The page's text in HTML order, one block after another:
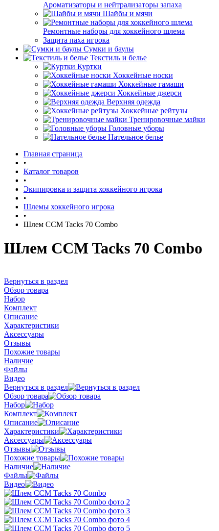
Ароматизаторы и нейтрализаторы запаха
Шайбы и мячи
Ремонтные наборы для хоккейного шлема
Защита паха игрока
Сумки и баулы
Текстиль и белье
Куртки
Хоккейные носки
Хоккейные гамаши
Хоккейные джерси
Верхняя одежда
Хоккейные рейтузы
Тренировочные майки
Головные уборы
Нательное белье
Главная страница
•
Каталог товаров
•
Экипировка и защита хоккейного игрока
•
Шлемы хоккейного игрока
•
Шлем CCM Tacks 70 Combo
Шлем CCM Tacks 70 Combo
Вернуться в раздел
Обзор товара
Набор
Комплект
Описание
Характеристики
Аксессуары
Отзывы
Похожие товары
Наличие
Файлы
Видео
Вернуться в раздел
Обзор товара
Набор
Комплект
Описание
Характеристики
Аксессуары
Отзывы
Похожие товары
Наличие
Файлы
Видео